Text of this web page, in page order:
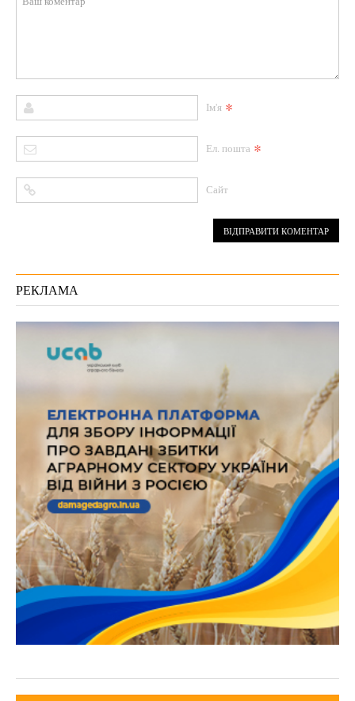
Ім'я *
Ел. пошта *
Сайт
РЕКЛАМА